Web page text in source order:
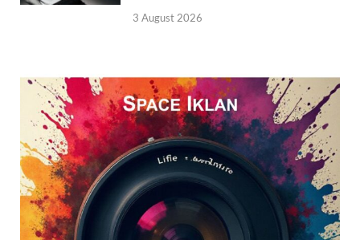
3 August 2026